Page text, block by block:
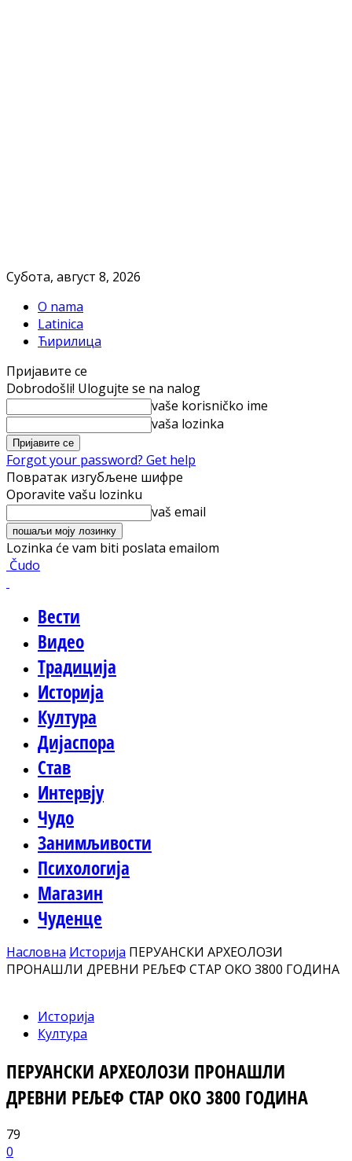
Субота, август 8, 2026
O nama
Latinica
Ћирилица
Пријавите се
Dobrodošli! Ulogujte se na nalog
vaše korisničko ime
vaša lozinka
Forgot your password? Get help
Повратак изгубљене шифре
Oporavite vašu lozinku
vaš email
Lozinka će vam biti poslata emailom
Čudo
Вести
Видео
Традиција
Историја
Култура
Дијаспора
Став
Интервју
Чудо
Занимљивости
Психологија
Магазин
Чуденце
Насловна Историја ПЕРУАНСКИ АРХЕОЛОЗИ
ПРОНАШЛИ ДРЕВНИ РЕЉЕФ СТАР ОКО 3800 ГОДИНА
Историја
Култура
ПЕРУАНСКИ АРХЕОЛОЗИ ПРОНАШЛИ
ДРЕВНИ РЕЉЕФ СТАР ОКО 3800 ГОДИНА
79
0